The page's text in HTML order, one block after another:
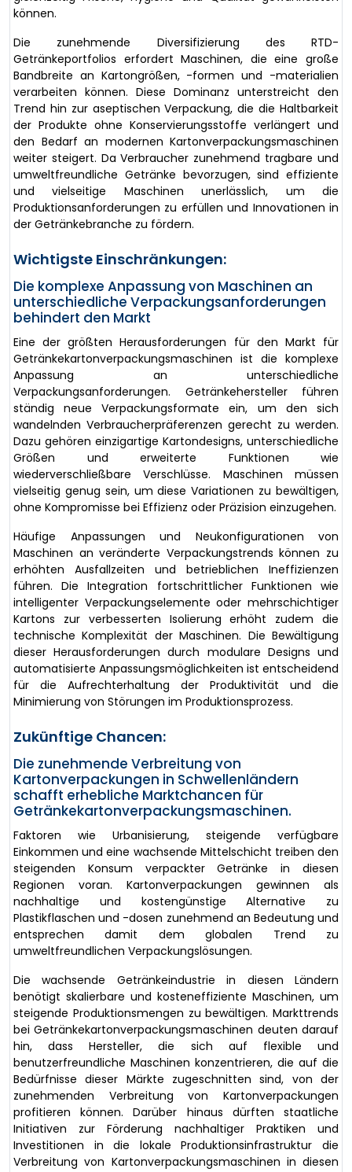
können.
Die zunehmende Diversifizierung des RTD-
Getränkeportfolios erfordert Maschinen, die eine große
Bandbreite an Kartongrößen, -formen und -materialien
verarbeiten können. Diese Dominanz unterstreicht den
Trend hin zur aseptischen Verpackung, die die Haltbarkeit
der Produkte ohne Konservierungsstoffe verlängert und
den Bedarf an modernen Kartonverpackungsmaschinen
weiter steigert. Da Verbraucher zunehmend tragbare und
umweltfreundliche Getränke bevorzugen, sind effiziente
und vielseitige Maschinen unerlässlich, um die
Produktionsanforderungen zu erfüllen und Innovationen in
der Getränkebranche zu fördern.
Wichtigste Einschränkungen:
Die komplexe Anpassung von Maschinen an
unterschiedliche Verpackungsanforderungen
behindert den Markt
Eine der größten Herausforderungen für den Markt für
Getränkekartonverpackungsmaschinen ist die komplexe
Anpassung an unterschiedliche
Verpackungsanforderungen. Getränkehersteller führen
ständig neue Verpackungsformate ein, um den sich
wandelnden Verbraucherpräferenzen gerecht zu werden.
Dazu gehören einzigartige Kartondesigns, unterschiedliche
Größen und erweiterte Funktionen wie
wiederverschließbare Verschlüsse. Maschinen müssen
vielseitig genug sein, um diese Variationen zu bewältigen,
ohne Kompromisse bei Effizienz oder Präzision einzugehen.
Häufige Anpassungen und Neukonfigurationen von
Maschinen an veränderte Verpackungstrends können zu
erhöhten Ausfallzeiten und betrieblichen Ineffizienzen
führen. Die Integration fortschrittlicher Funktionen wie
intelligenter Verpackungselemente oder mehrschichtiger
Kartons zur verbesserten Isolierung erhöht zudem die
technische Komplexität der Maschinen. Die Bewältigung
dieser Herausforderungen durch modulare Designs und
automatisierte Anpassungsmöglichkeiten ist entscheidend
für die Aufrechterhaltung der Produktivität und die
Minimierung von Störungen im Produktionsprozess.
Zukünftige Chancen:
Die zunehmende Verbreitung von
Kartonverpackungen in Schwellenländern
schafft erhebliche Marktchancen für
Getränkekartonverpackungsmaschinen.
Faktoren wie Urbanisierung, steigende verfügbare
Einkommen und eine wachsende Mittelschicht treiben den
steigenden Konsum verpackter Getränke in diesen
Regionen voran. Kartonverpackungen gewinnen als
nachhaltige und kostengünstige Alternative zu
Plastikflaschen und -dosen zunehmend an Bedeutung und
entsprechen damit dem globalen Trend zu
umweltfreundlichen Verpackungslösungen.
Die wachsende Getränkeindustrie in diesen Ländern
benötigt skalierbare und kosteneffiziente Maschinen, um
steigende Produktionsmengen zu bewältigen. Markttrends
bei Getränkekartonverpackungsmaschinen deuten darauf
hin, dass Hersteller, die sich auf flexible und
benutzerfreundliche Maschinen konzentrieren, die auf die
Bedürfnisse dieser Märkte zugeschnitten sind, von der
zunehmenden Verbreitung von Kartonverpackungen
profitieren können. Darüber hinaus dürften staatliche
Initiativen zur Förderung nachhaltiger Praktiken und
Investitionen in die lokale Produktionsinfrastruktur die
Verbreitung von Kartonverpackungsmaschinen in diesen